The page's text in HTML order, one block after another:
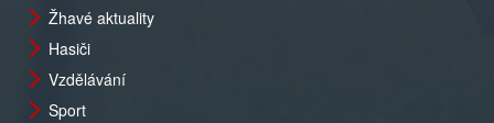
Žhavé aktuality
Hasiči
Vzdělávání
Sport